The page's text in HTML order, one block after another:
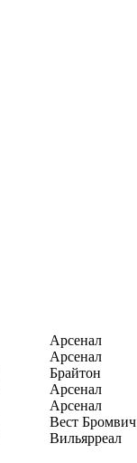
Арсенал
Арсенал
Брайтон
Арсенал
Арсенал
Вест Бромвич
Вильярреал